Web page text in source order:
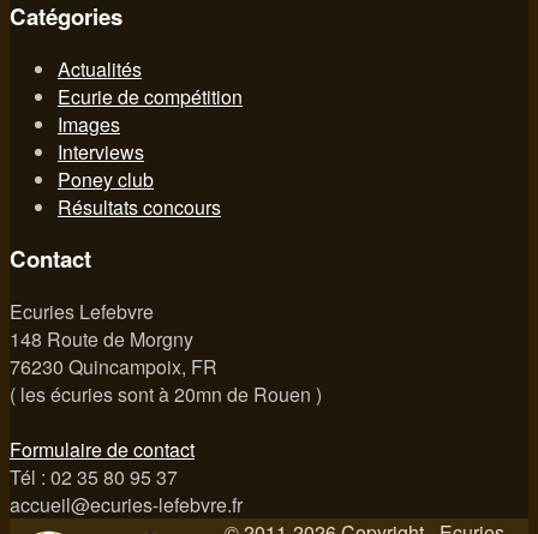
Catégories
Actualités
Ecurie de compétition
Images
Interviews
Poney club
Résultats concours
Contact
Ecuries Lefebvre
148 Route de Morgny
76230 Quincampoix, FR
( les écuries sont à 20mn de Rouen )
Formulaire de contact
Tél : 02 35 80 95 37
accueil@ecuries-lefebvre.fr